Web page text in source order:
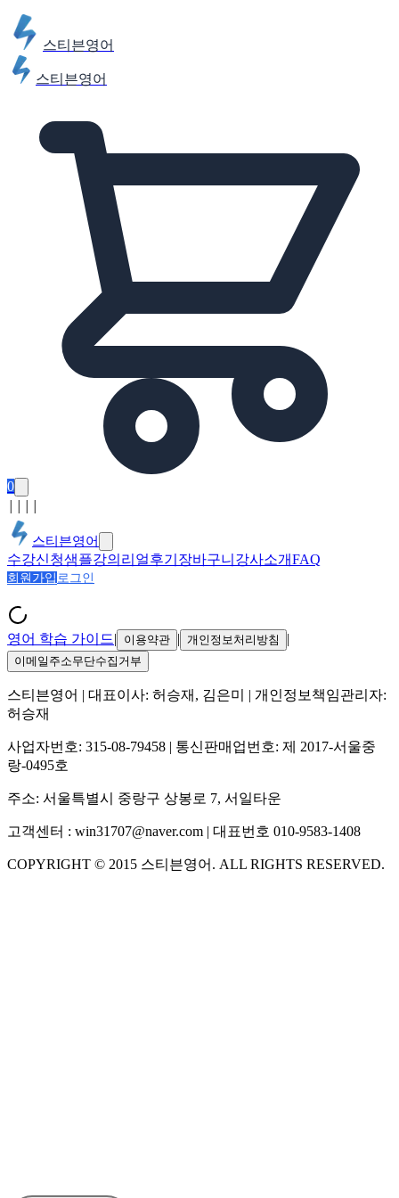
스티븐영어
스티븐영어
0
스티븐영어
수강신청샘플강의 리얼후기 장바구니 강사소개FAQ
회원가입 로그인
영어 학습 가이드| 이용약관 | 개인정보처리방침 |
이메일주소무단수집거부
스티븐영어 | 대표이사: 허승재, 김은미
| 개인정보책임관리자:
허승재
사업자번호: 315-08-79458 | 통신판매업번호: 제 2017-서울중
랑-0495호
주소: 서울특별시 중랑구 상봉로 7, 서일타운
고객센터 : win31707@naver.com | 대표번호 010-9583-1408
COPYRIGHT © 2015 스티븐영어 . ALL RIGHTS RESERVED.